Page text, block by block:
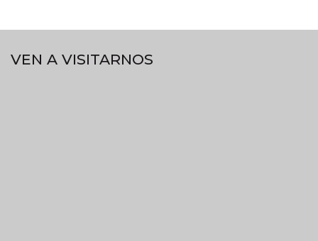
VEN A VISITARNOS